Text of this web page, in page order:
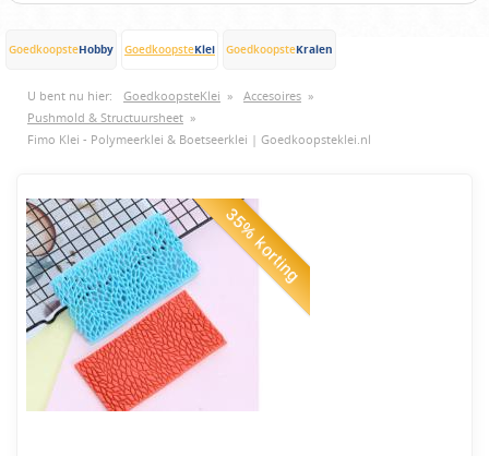
GoedkoopsteHobby GoedkoopsteKlei GoedkoopsteKralen
U bent nu hier: GoedkoopsteKlei » Accesoires »
Pushmold & Structuursheet »
Fimo Klei - Polymeerklei & Boetseerklei | Goedkoopsteklei.nl
35% korting